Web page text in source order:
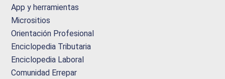
App y herramientas
Micrositios
Orientación Profesional
Enciclopedia Tributaria
Enciclopedia Laboral
Comunidad Errepar